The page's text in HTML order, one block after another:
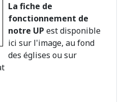
La fiche de
fonctionnement de
notre UP est disponible
ici sur l'image, au fond
des églises ou sur